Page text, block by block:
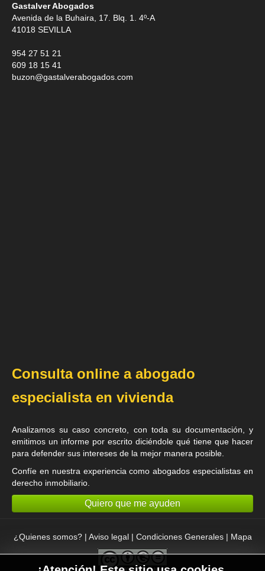
Gastalver Abogados
Avenida de la Buhaira, 17. Blq. 1. 4º-A
41018 SEVILLA
954 27 51 21
609 18 15 41
buzon@gastalverabogados.com
Consulta online a abogado
especialista en vivienda
Analizamos su caso concreto, con toda su documentación, y
emitimos un informe por escrito diciéndole qué tiene que hacer
para defender sus intereses de la mejor manera posible.
Confíe en nuestra experiencia comoabogados especialistas en
derecho inmobiliario
Quiero que me ayuden
¿Quienes somos?| Aviso legal| Condiciones Generales| Mapa